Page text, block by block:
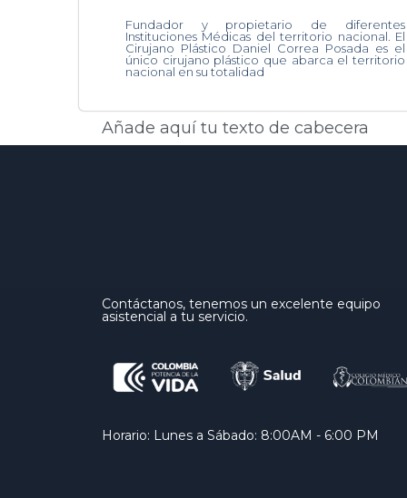
Fundador y propietario de diferentes
Instituciones Médicas del territorio nacional. El
Cirujano Plástico Daniel Correa Posada es el
único cirujano plástico que abarca el territorio
nacional en su totalidad
Añade aquí tu texto de cabecera
Contáctanos, tenemos un excelente equipo
asistencial a tu servicio.
Horario: Lunes a Sábado: 8:00AM - 6:00 PM